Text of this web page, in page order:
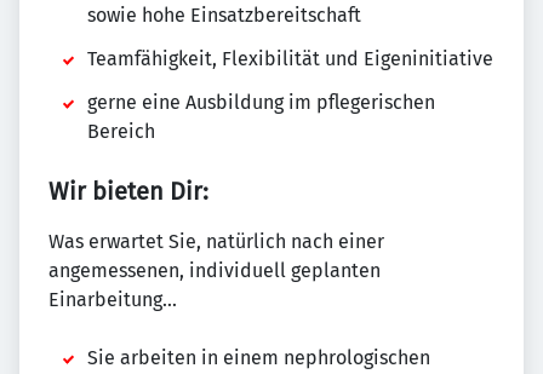
sowie hohe Einsatzbereitschaft
Teamfähigkeit, Flexibilität und Eigeninitiative
gerne eine Ausbildung im pflegerischen
Bereich
Wir bieten Dir:
Was erwartet Sie, natürlich nach einer
angemessenen, individuell geplanten
Einarbeitung...
Sie arbeiten in einem nephrologischen